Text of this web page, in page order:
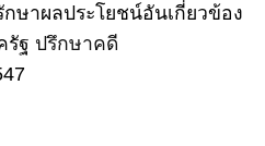
ษาผลประโยชน์อันเกี่ยวข้อง
รัฐ ปรึกษาคดี